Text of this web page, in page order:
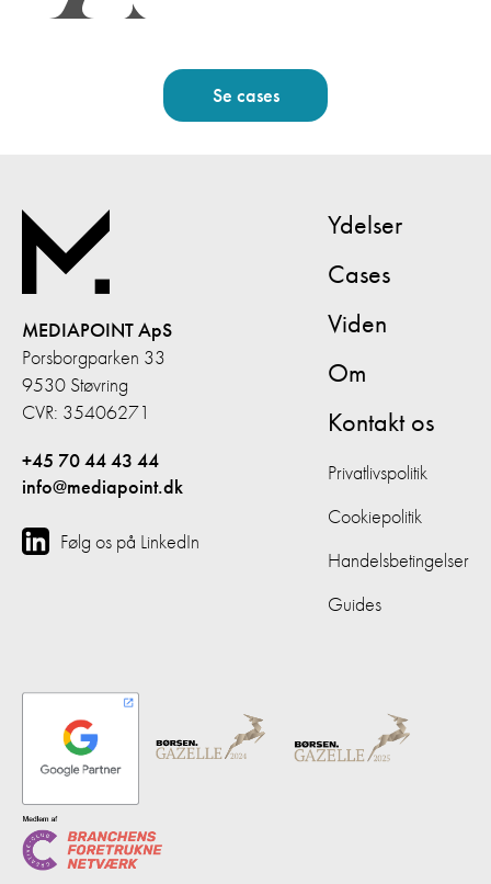
Se cases
MEDIAPOINT ApS
Porsborgparken 33
9530 Støvring
CVR: 35406271
+45 70 44 43 44
info@mediapoint.dk
Følg os på LinkedIn
Ydelser
Cases
Viden
Om
Kontakt os
Privatlivspolitik
Cookiepolitik
Handelsbetingelser
Guides